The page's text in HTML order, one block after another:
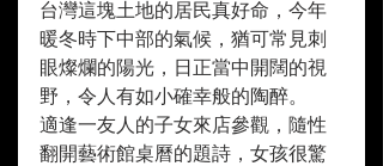
台灣這塊土地的居民真好命，今年
暖冬時下中部的氣候，猶可常見刺
眼燦爛的陽光，日正當中開闊的視
野，令人有如小確幸般的陶醉。
適逢一友人的子女來店參觀，隨性
翻開藝術館桌曆的題詩，女孩很驚